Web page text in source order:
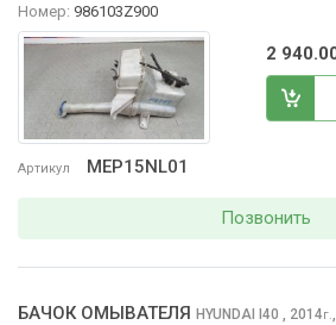
Артикул MEP15NL01
Номер: 986103Z900
2
Позвонить
БАЧОК ОМЫВАТЕЛЯ HYUNDAI I40 , 2014г.